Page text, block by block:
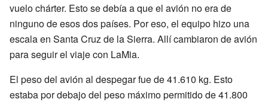
vuelo chárter. Esto se debía a que el avión no era de
ninguno de esos dos países. Por eso, el equipo hizo una
escala en Santa Cruz de la Sierra. Allí cambiaron de avión
para seguir el viaje con LaMia.
El peso del avión al despegar fue de 41.610 kg. Esto
estaba por debajo del peso máximo permitido de 41.800